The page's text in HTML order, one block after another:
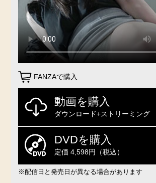
FANZAで購入
動画を購入
ダウンロード+ストリーミング
DVDを購入
定価 4,598円（税込）
※配信日と発売日が異なる場合があります